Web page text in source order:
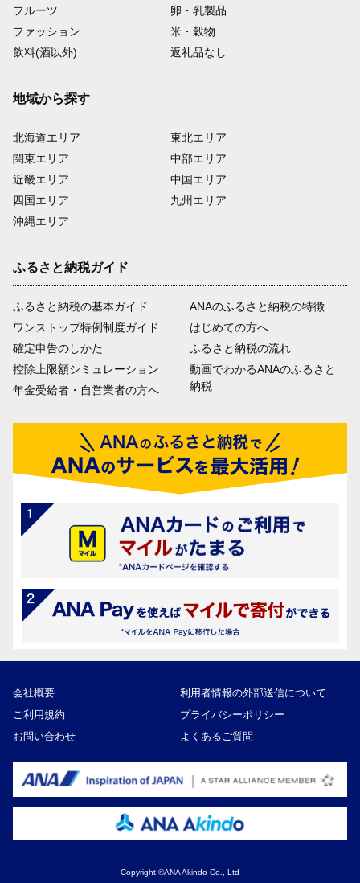
フルーツ
卵・乳製品
ファッション
米・穀物
飲料(酒以外)
返礼品なし
地域から探す
北海道エリア
関東エリア
近畿エリア
四国エリア
沖縄エリア
東北エリア
中部エリア
中国エリア
九州エリア
ふるさと納税ガイド
ふるさと納税の基本ガイド
ワンストップ特例制度ガイド
確定申告のしかた
控除上限額シミュレーション
年金受給者・自営業者の方へ
ANAのふるさと納税の特徴
はじめての方へ
ふるさと納税の流れ
動画でわかるANAのふるさと
納税
会社概要
利用者情報の外部送信について
ご利用規約
プライバシーポリシー
お問い合わせ
よくあるご質問
Copyright ©ANA Akindo Co., Ltd